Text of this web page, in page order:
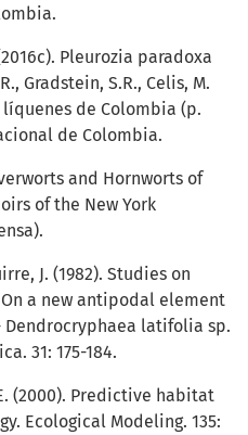
Pleurozia paradoxa
Gradstein, S.R., Celis, M.
de Colombia (p.
de Colombia.
and Hornworts of
of the New York
J. (1982). Studies on
a new antipodal element
latifolia sp.
31: 175-184.
(2000). Predictive habitat
Ecological Modeling. 135: